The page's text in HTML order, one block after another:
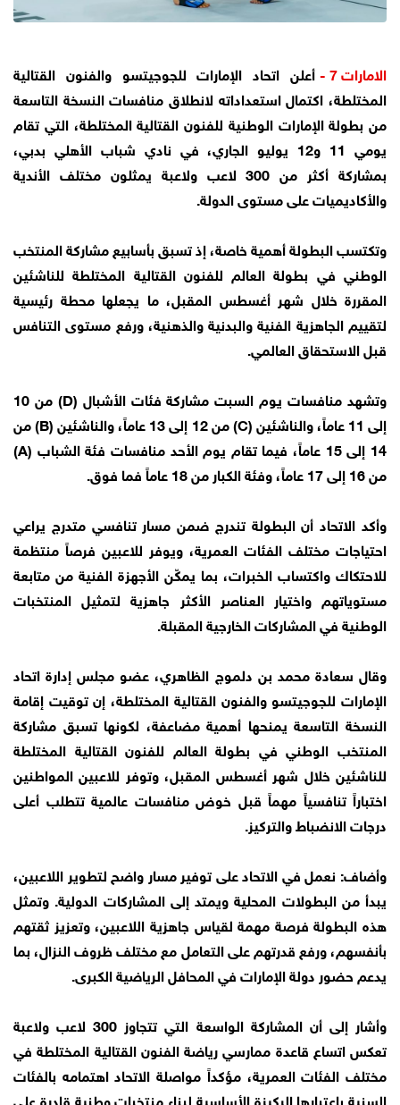
الامارات 7 -
أعلن اتحاد الإمارات للجوجيتسو والفنون القتالية
المختلطة، اكتمال استعداداته لانطلاق منافسات النسخة التاسعة
من بطولة الإمارات الوطنية للفنون القتالية المختلطة، التي تقام
يومي 11 و12 يوليو الجاري، في نادي شباب الأهلي بدبي،
بمشاركة أكثر من 300 لاعب ولاعبة يمثلون مختلف الأندية
والأكاديميات على مستوى الدولة.
وتكتسب البطولة أهمية خاصة، إذ تسبق بأسابيع مشاركة المنتخب
الوطني في بطولة العالم للفنون القتالية المختلطة للناشئين
المقررة خلال شهر أغسطس المقبل، ما يجعلها محطة رئيسية
لتقييم الجاهزية الفنية والبدنية والذهنية، ورفع مستوى التنافس
قبل الاستحقاق العالمي.
وتشهد منافسات يوم السبت مشاركة فئات الأشبال (D) من 10
إلى 11 عاماً، والناشئين (C) من 12 إلى 13 عاماً، والناشئين (B) من
14 إلى 15 عاماً، فيما تقام يوم الأحد منافسات فئة الشباب (A)
من 16 إلى 17 عاماً، وفئة الكبار من 18 عاماً فما فوق.
وأكد الاتحاد أن البطولة تندرج ضمن مسار تنافسي متدرج يراعي
احتياجات مختلف الفئات العمرية، ويوفر للاعبين فرصاً منتظمة
للاحتكاك واكتساب الخبرات، بما يمكّن الأجهزة الفنية من متابعة
مستوياتهم واختيار العناصر الأكثر جاهزية لتمثيل المنتخبات
الوطنية في المشاركات الخارجية المقبلة.
وقال سعادة محمد بن دلموج الظاهري، عضو مجلس إدارة اتحاد
الإمارات للجوجيتسو والفنون القتالية المختلطة، إن توقيت إقامة
النسخة التاسعة يمنحها أهمية مضاعفة، لكونها تسبق مشاركة
المنتخب الوطني في بطولة العالم للفنون القتالية المختلطة
للناشئين خلال شهر أغسطس المقبل، وتوفر للاعبين المواطنين
اختباراً تنافسياً مهماً قبل خوض منافسات عالمية تتطلب أعلى
درجات الانضباط والتركيز.
وأضاف: نعمل في الاتحاد على توفير مسار واضح لتطوير اللاعبين،
يبدأ من البطولات المحلية ويمتد إلى المشاركات الدولية. وتمثل
هذه البطولة فرصة مهمة لقياس جاهزية اللاعبين، وتعزيز ثقتهم
بأنفسهم، ورفع قدرتهم على التعامل مع مختلف ظروف النزال، بما
يدعم حضور دولة الإمارات في المحافل الرياضية الكبرى.
وأشار إلى أن المشاركة الواسعة التي تتجاوز 300 لاعب ولاعبة
تعكس اتساع قاعدة ممارسي رياضة الفنون القتالية المختلطة في
مختلف الفئات العمرية، مؤكداً مواصلة الاتحاد اهتمامه بالفئات
السنية باعتبارها الركيزة الأساسية لبناء منتخبات وطنية قادرة على